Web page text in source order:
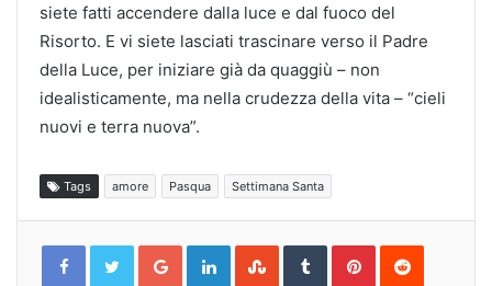
siete fatti accendere dalla luce e dal fuoco del
Risorto. E vi siete lasciati trascinare verso il Padre
della Luce, per iniziare già da quaggiù – non
idealisticamente, ma nella crudezza della vita – “cieli
nuovi e terra nuova”.
Tags amore Pasqua Settimana Santa
Google+LinkedInStumbleUpon
TumblrPinterestReddit